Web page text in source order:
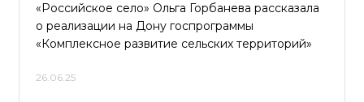
«Российское село» Ольга Горбанева рассказала
о реализации на Дону госпрограммы
«Комплексное развитие сельских территорий»
26.06.25